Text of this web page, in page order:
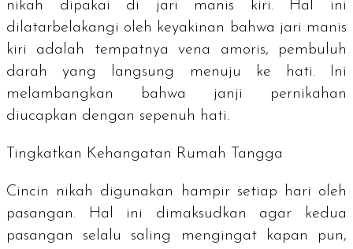
nikah dipakai di jari manis kiri. Hal ini
dilatarbelakangi oleh keyakinan bahwa jari manis
kiri adalah tempatnya vena amoris, pembuluh
darah yang langsung menuju ke hati. Ini
melambangkan bahwa janji pernikahan
diucapkan dengan sepenuh hati.
Tingkatkan Kehangatan Rumah Tangga
Cincin nikah digunakan hampir setiap hari oleh
pasangan. Hal ini dimaksudkan agar kedua
pasangan selalu saling mengingat kapan pun,